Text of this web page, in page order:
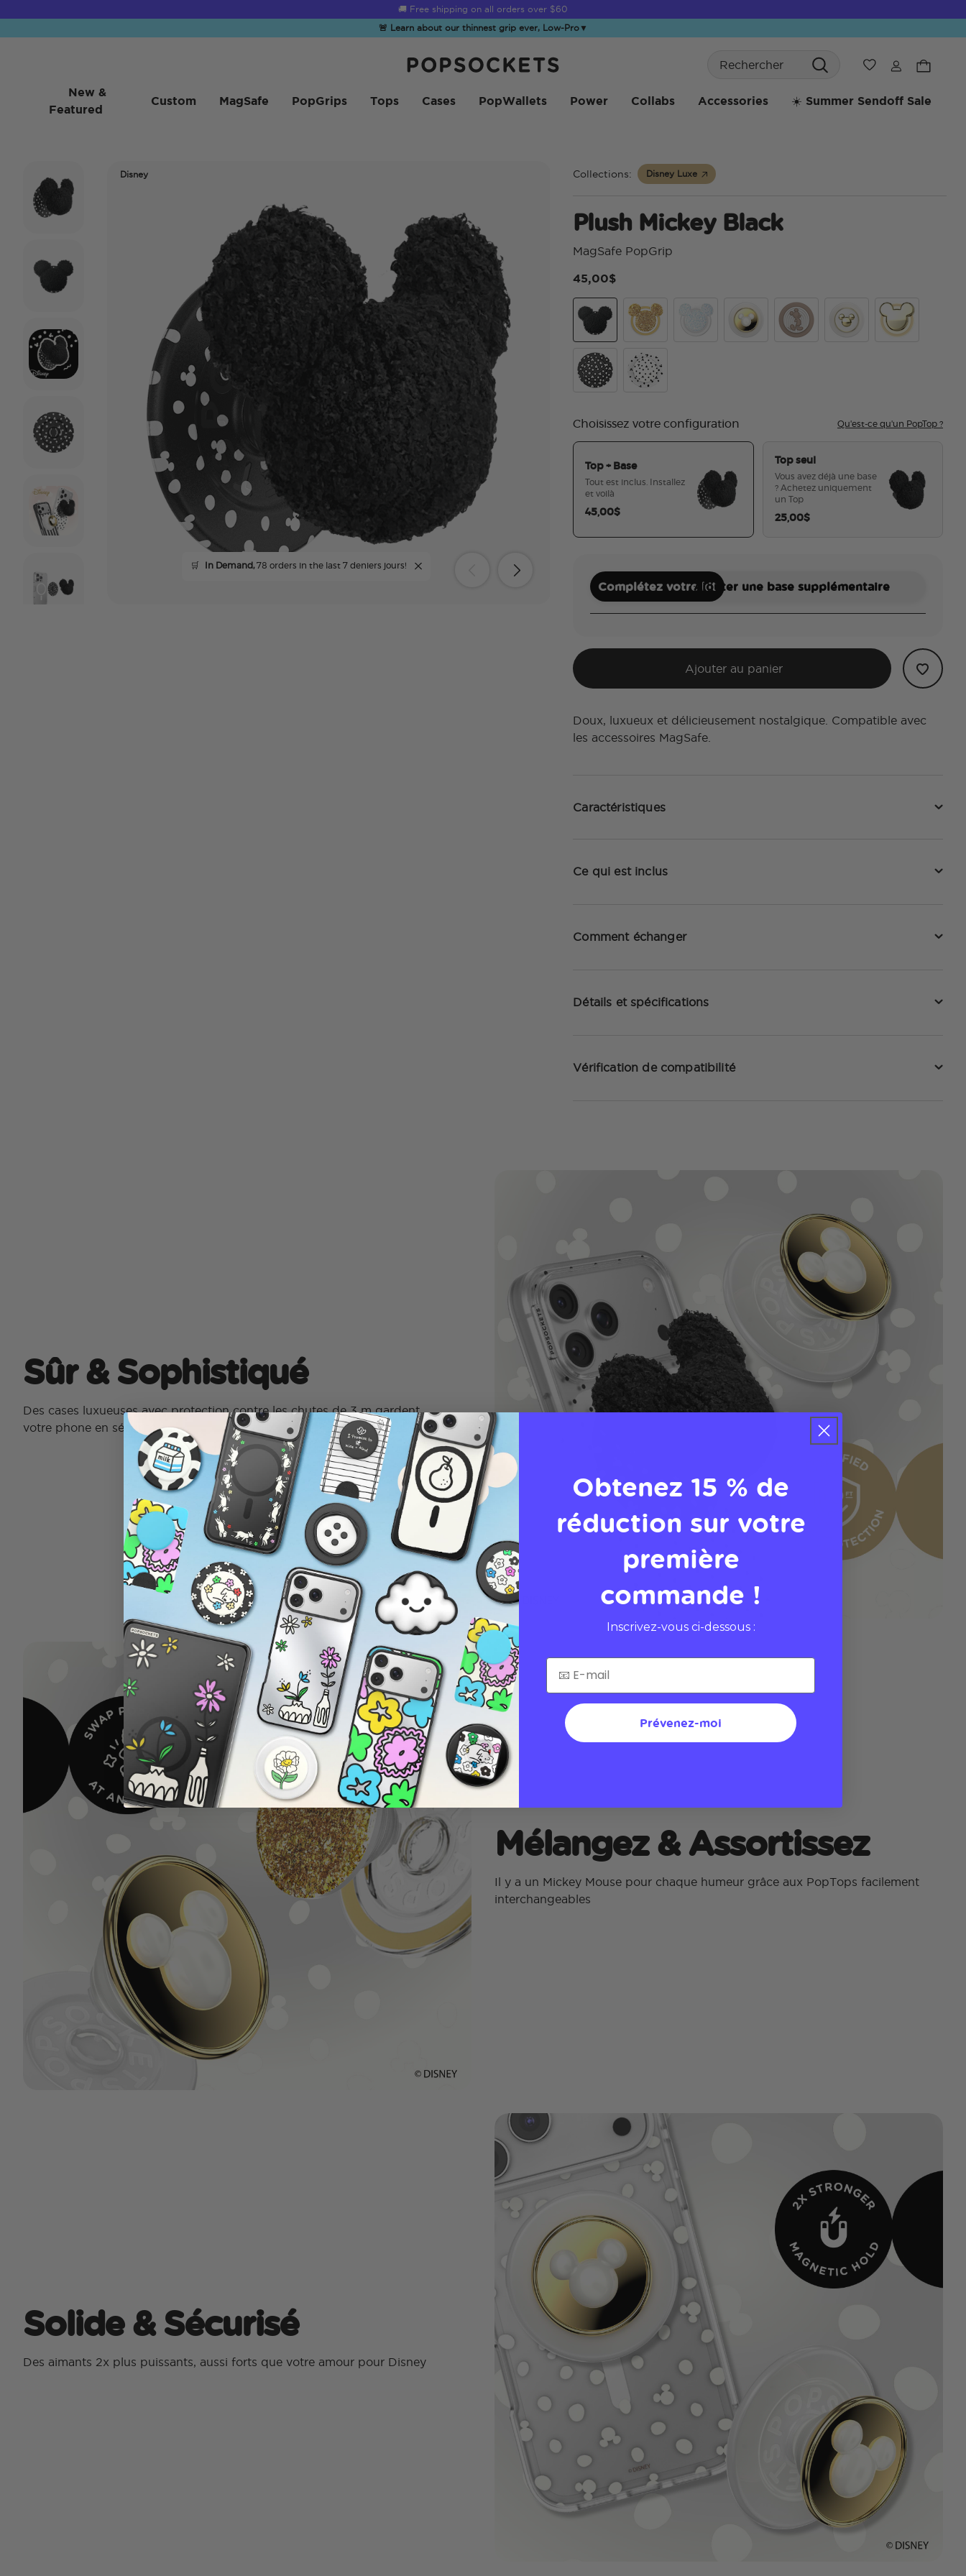
Summer Sendoff Sale is on 🚨 Up to 60% off
🚨 Learn about our thinnest grip ever, Low-Pro▼
Liste de souhaits
New &
Featured
Custom MagSafe PopGrips Tops Cases PopWallets Power Collabs Accessories ☀️ Summer Sendoff Sale
Disney
🛒 In Demand,78 orders in the last 7 deniers jours!
Collections: Disney Luxe
Plush Mickey Black
MagSafe PopGrip
45,00$
Choisissez votre configuration Qu'est-ce qu'un PopTop ?
Top + Base
Tout est inclus. Installez
et voilà
45,00$
Top seul
Vous avez déjà une base
? Achetez uniquement
un Top
25,00$
Complétez votre kitAjouter une base supplémentaire
Ajouter au panier
Doux, luxueux et délicieusement nostalgique. Compatible avec
les accessoires MagSafe.
Caractéristiques
Ce qui est inclus
Comment échanger
Détails et spécifications
Vérification de compatibilité
Sûr & Sophistiqué
Des cases luxueuses avec protection contre les chutes de 3 m gardent
votre phone en sécurité
Mélangez & Assortissez
Il y a un Mickey Mouse pour chaque humeur grâce aux PopTops facilement
interchangeables
Solide & Sécurisé
Des aimants 2x plus puissants, aussi forts que votre amour pour Disney
Obtenez 15 % de
réduction sur votre
première
commande !
Inscrivez-vous ci-dessous :
Prévenez-moi